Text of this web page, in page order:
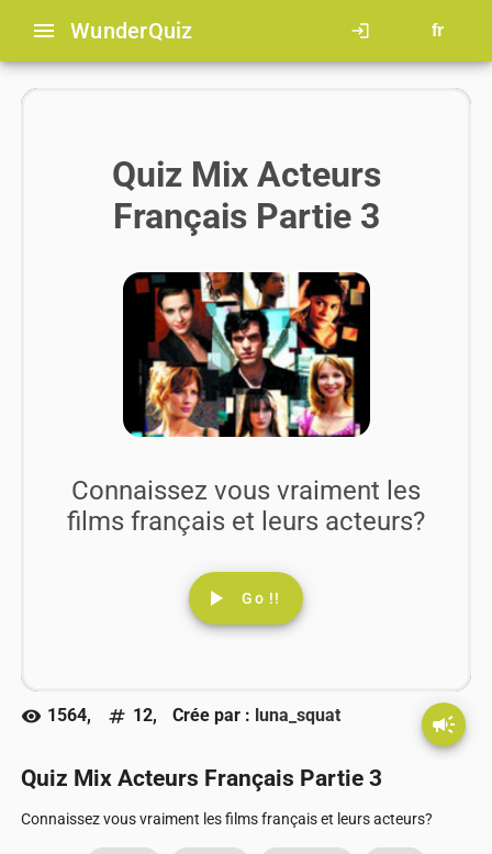
menu WunderQuiz login fr
Quiz Mix Acteurs
Français Partie 3
Connaissez vous vraiment les
films français et leurs acteurs?
play_arrow Go !!
visibility 1564, numbers 12, Crée par : luna_squat campaign
Quiz Mix Acteurs Français Partie 3
Connaissez vous vraiment les films français et leurs acteurs?